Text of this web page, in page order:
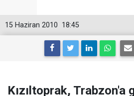
18:45
15 Haziran 2010
Kızıltoprak, Trabzon'a